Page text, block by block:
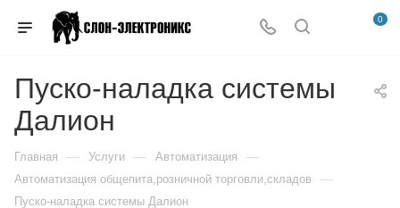
0
Пуско-наладка системы
Далион
Главная — Услуги — Автоматизация —
Автоматизация общепита,розничной торговли,складов —
Пуско-наладка системы Далион